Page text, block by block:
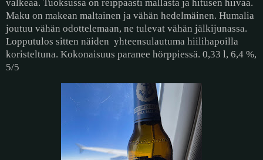
valkeaa. Tuoksussa on reippaasti mallasta ja hitusen hiivaa.
Maku on makean maltainen ja vähän hedelmäinen. Humalia
joutuu vähän odottelemaan, ne tulevat vähän jälkijunassa.
Lopputulos sitten näiden yhteensulautuma hiilihapoilla
koristeltuna. Kokonaisuus paranee hörppiessä. 0,33 l, 6,4 %,
5/5